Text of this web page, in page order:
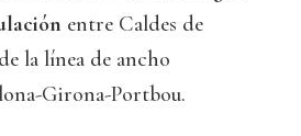
entre Caldes de
la línea de ancho
Girona-Portbou.